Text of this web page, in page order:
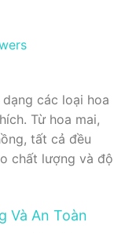
các loại hoa
Từ hoa mai,
tất cả đều
chất lượng và độ
Và An Toàn